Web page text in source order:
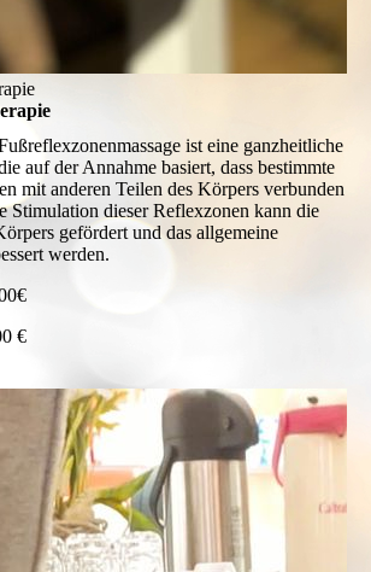
ist eine ganzheitliche
auf der Annahme basiert, dass bestimmte
mit anderen Teilen des Körpers verbunden
Stimulation dieser Reflexzonen kann die
gefördert und das allgemeine
werden.
€